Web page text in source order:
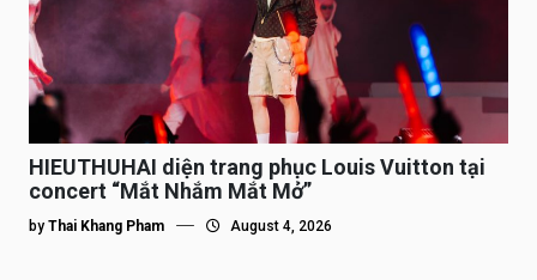
HIEUTHUHAI diện trang phục Louis Vuitton tại
concert “Mắt Nhắm Mắt Mở”
by Thai Khang Pham August 4, 2026